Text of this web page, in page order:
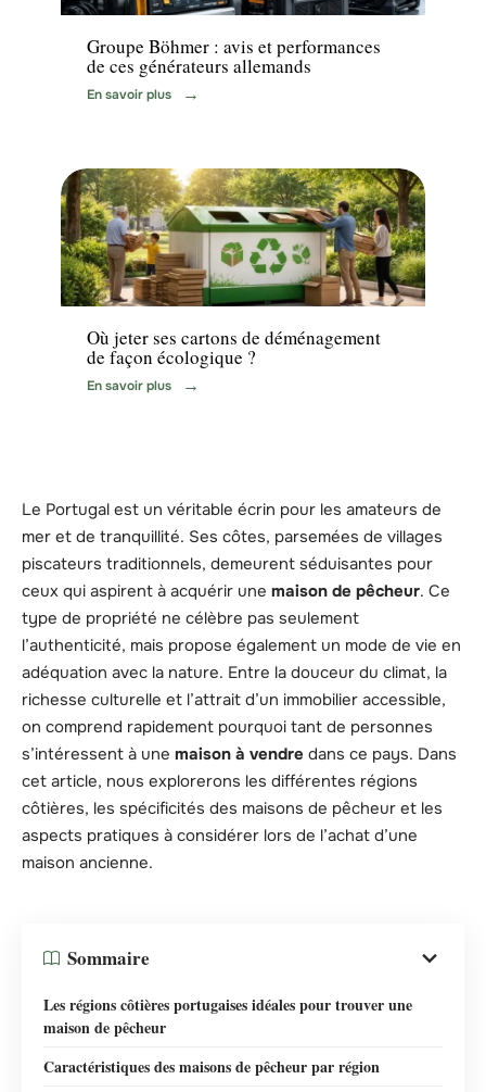
Groupe Böhmer : avis et performances
de ces générateurs allemands
En savoir plus
Déménagement
Où jeter ses cartons de déménagement
de façon écologique ?
En savoir plus
Le Portugal est un véritable écrin pour les amateurs de
mer et de tranquillité. Ses côtes, parsemées de villages
piscateurs traditionnels, demeurent séduisantes pour
ceux qui aspirent à acquérir une maison de pêcheur. Ce
type de propriété ne célèbre pas seulement
l’authenticité, mais propose également un mode de vie en
adéquation avec la nature. Entre la douceur du climat, la
richesse culturelle et l’attrait d’un immobilier accessible,
on comprend rapidement pourquoi tant de personnes
s’intéressent à une maison à vendre dans ce pays. Dans
cet article, nous explorerons les différentes régions
côtières, les spécificités des maisons de pêcheur et les
aspects pratiques à considérer lors de l’achat d’une
maison ancienne.
Sommaire
Les régions côtières portugaises idéales pour trouver une
maison de pêcheur
Caractéristiques des maisons de pêcheur par région